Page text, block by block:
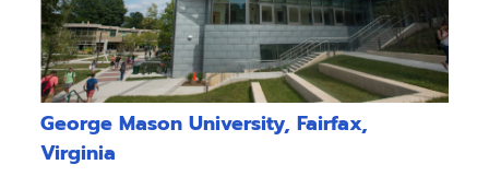
George Mason University, Fairfax,
Virginia